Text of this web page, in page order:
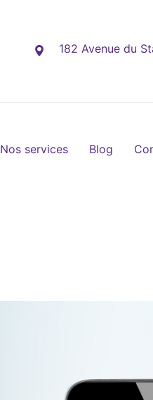
182 Avenue du
Nos services Blog